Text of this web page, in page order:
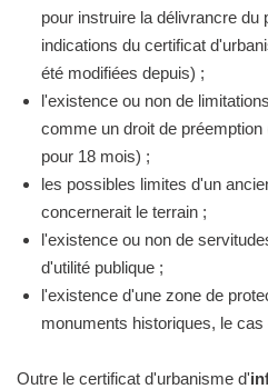
pour instruire la délivrancre
indications du certificat
été modifiées depuis) ;
l'existence ou non de
comme un droit de
pour 18 mois) ;
les possibles limites d'un
concernerait le terrain ;
l'existence ou non de
d'utilité publique ;
l'existence d'une zone de
monuments historiques, le cas
Outre le certificat d'urbanisme d'